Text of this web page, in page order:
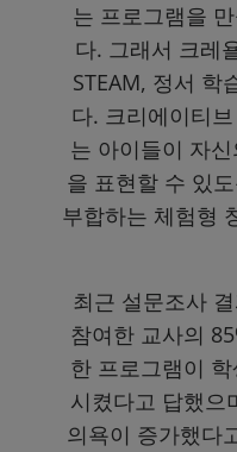
는 프로그램을
다. 그래서 크레
STEAM, 정서 학
다. 크리에이티
는 아이들이 자
을 표현할 수 있
부합하는 체험형
최근 설문조사
참여한 교사의
한 프로그램이
시켰다고 답했으
의욕이 증가했다